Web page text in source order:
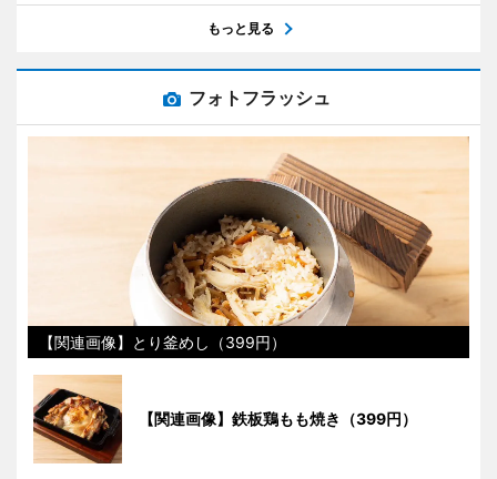
もっと見る
フォトフラッシュ
【関連画像】とり釜めし（399円）
【関連画像】鉄板鶏もも焼き（399円）